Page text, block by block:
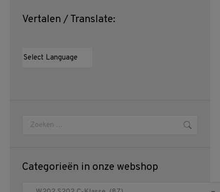
Vertalen / Translate:
Zoeken:
Categorieën in onze webshop